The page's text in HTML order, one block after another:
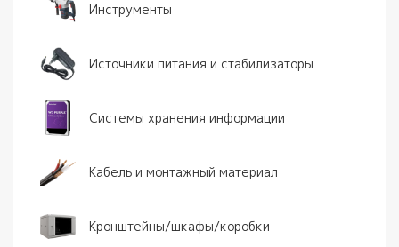
Инструменты
Источники питания и стабилизаторы
Системы хранения информации
Кабель и монтажный материал
Кронштейны/шкафы/коробки